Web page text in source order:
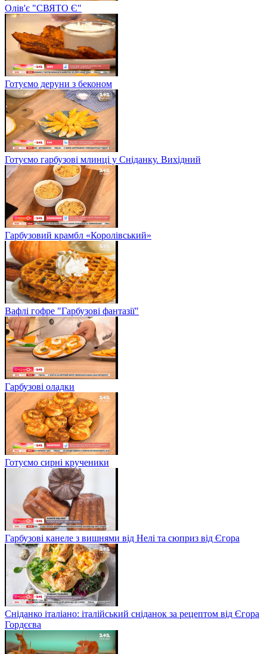
Олів'є "СВЯТО Є"
Готуємо деруни з беконом
Готуємо гарбузові млинці у Сніданку. Вихідний
Гарбузовий крамбл «Королівський»
Вафлі гофре "Гарбузові фантазії"
Гарбузові оладки
Готуємо сирні крученики
Гарбузові канеле з вишнями від Нелі та сюприз від Єгора
Сніданко італіано: італійський сніданок за рецептом від Єгора
Гордєєва